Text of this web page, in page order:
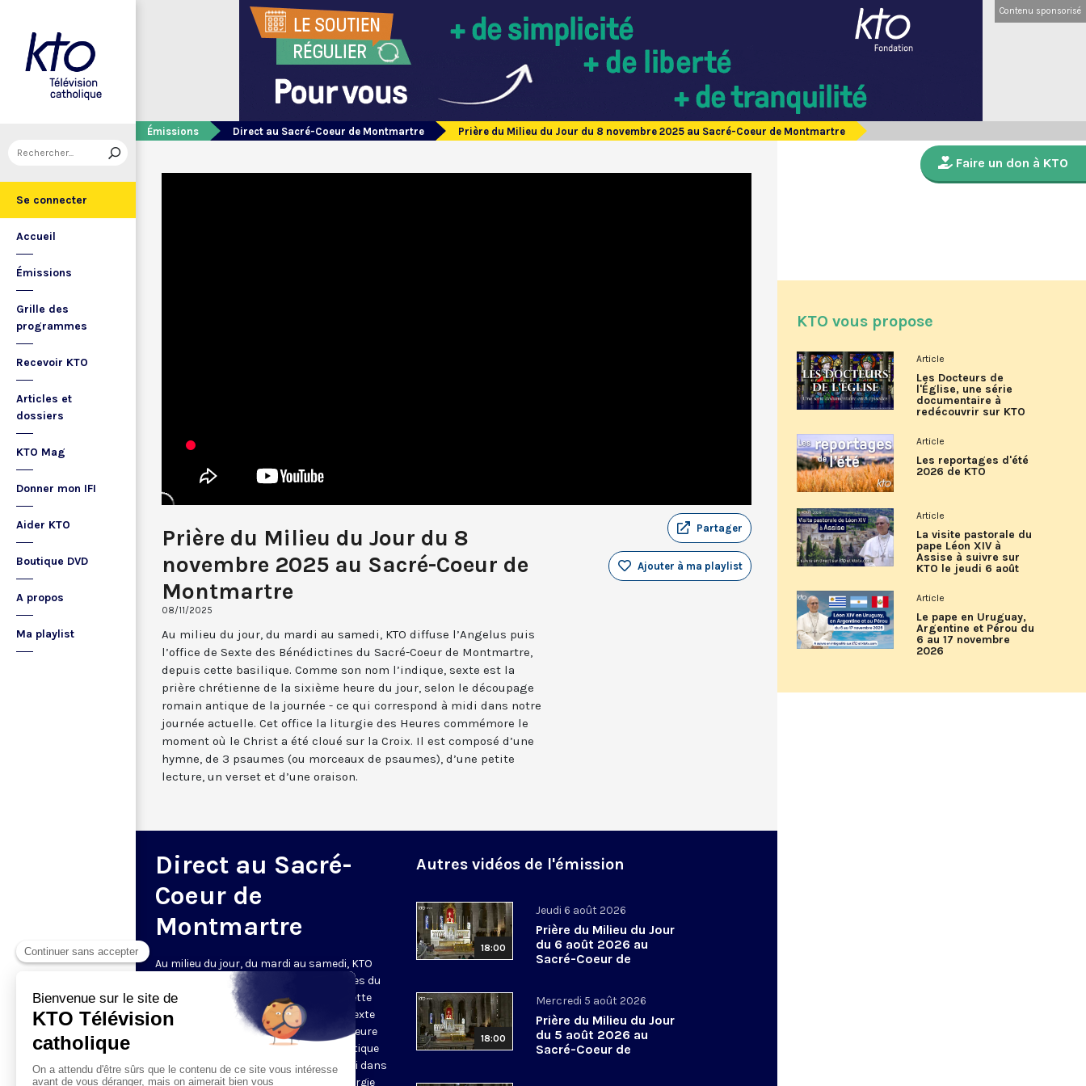
Se connecter
Accueil
Émissions
Grille des
programmes
Recevoir KTO
Articles et
dossiers
KTO Mag
Donner mon IFI
Aider KTO
Boutique DVD
A propos
Ma playlist
Contenu sponsorisé
Émissions Direct au Sacré-Coeur de Montmartre Prière du Milieu du Jour du 8 novembre 2025 au Sacré-Coeur de Montmartre
Prière du Milieu du Jour du 8
novembre 2025 au Sacré-Coeur de
Montmartre
08/11/2025
Partager
Ajouter à ma playlist
Au milieu du jour, du mardi au samedi, KTO diffuse l’Angelus puis
l’office de Sexte des Bénédictines du Sacré-Coeur de Montmartre,
depuis cette basilique. Comme son nom l’indique, sexte est la
prière chrétienne de la sixième heure du jour, selon le découpage
romain antique de la journée - ce qui correspond à midi dans notre
journée actuelle. Cet office la liturgie des Heures commémore le
moment où le Christ a été cloué sur la Croix. Il est composé d’une
hymne, de 3 psaumes (ou morceaux de psaumes), d’une petite
lecture, un verset et d’une oraison.
Direct au Sacré-
Coeur de
Montmartre
Au milieu du jour, du mardi au samedi, KTO
diffuse l’office de Sexte des Bénédictines du
Sacré-Coeur de Montmartre, depuis cette
basilique
. Comme son nom l’indique, sexte
est la prière chrétienne de la sixième heure
du jour, selon le découpage romain antique
de la journée - ce qui correspond à midi dans
notre journée actuelle. Cet office la liturgie
Autres vidéos de l'émission
18:00
Jeudi 6 août 2026
Prière du Milieu du Jour
du 6 août 2026 au
Sacré-Coeur de
18:00
Mercredi 5 août 2026
Prière du Milieu du Jour
du 5 août 2026 au
Sacré-Coeur de
Faire un don à KTO
KTO vous propose
Article
Les Docteurs de
l'Église, une série
documentaire à
redécouvrir sur KTO
Article
Les reportages d'été
2026 de KTO
Article
La visite pastorale du
pape Léon XIV à
Assise à suivre sur
KTO le jeudi 6 août
Article
Le pape en Uruguay,
Argentine et Pérou du
6 au 17 novembre
2026